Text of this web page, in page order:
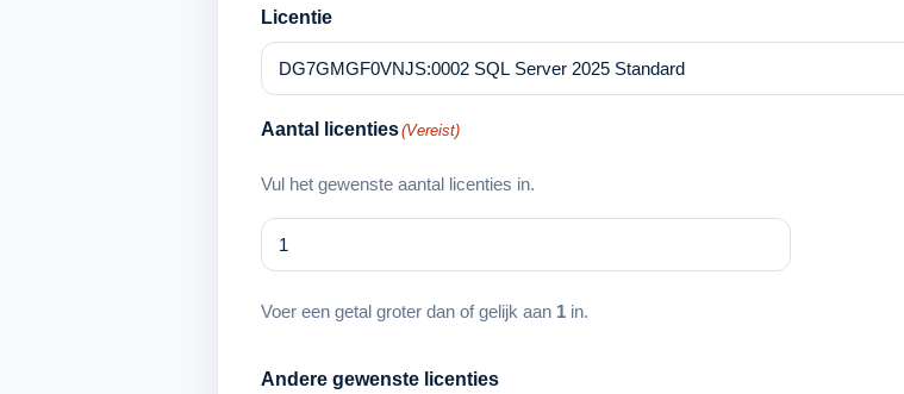
Licentie
Aantal licenties(Vereist)
Vul het gewenste aantal licenties in.
Voer een getal groter dan of gelijk aan 1 in.
Andere gewenste licenties